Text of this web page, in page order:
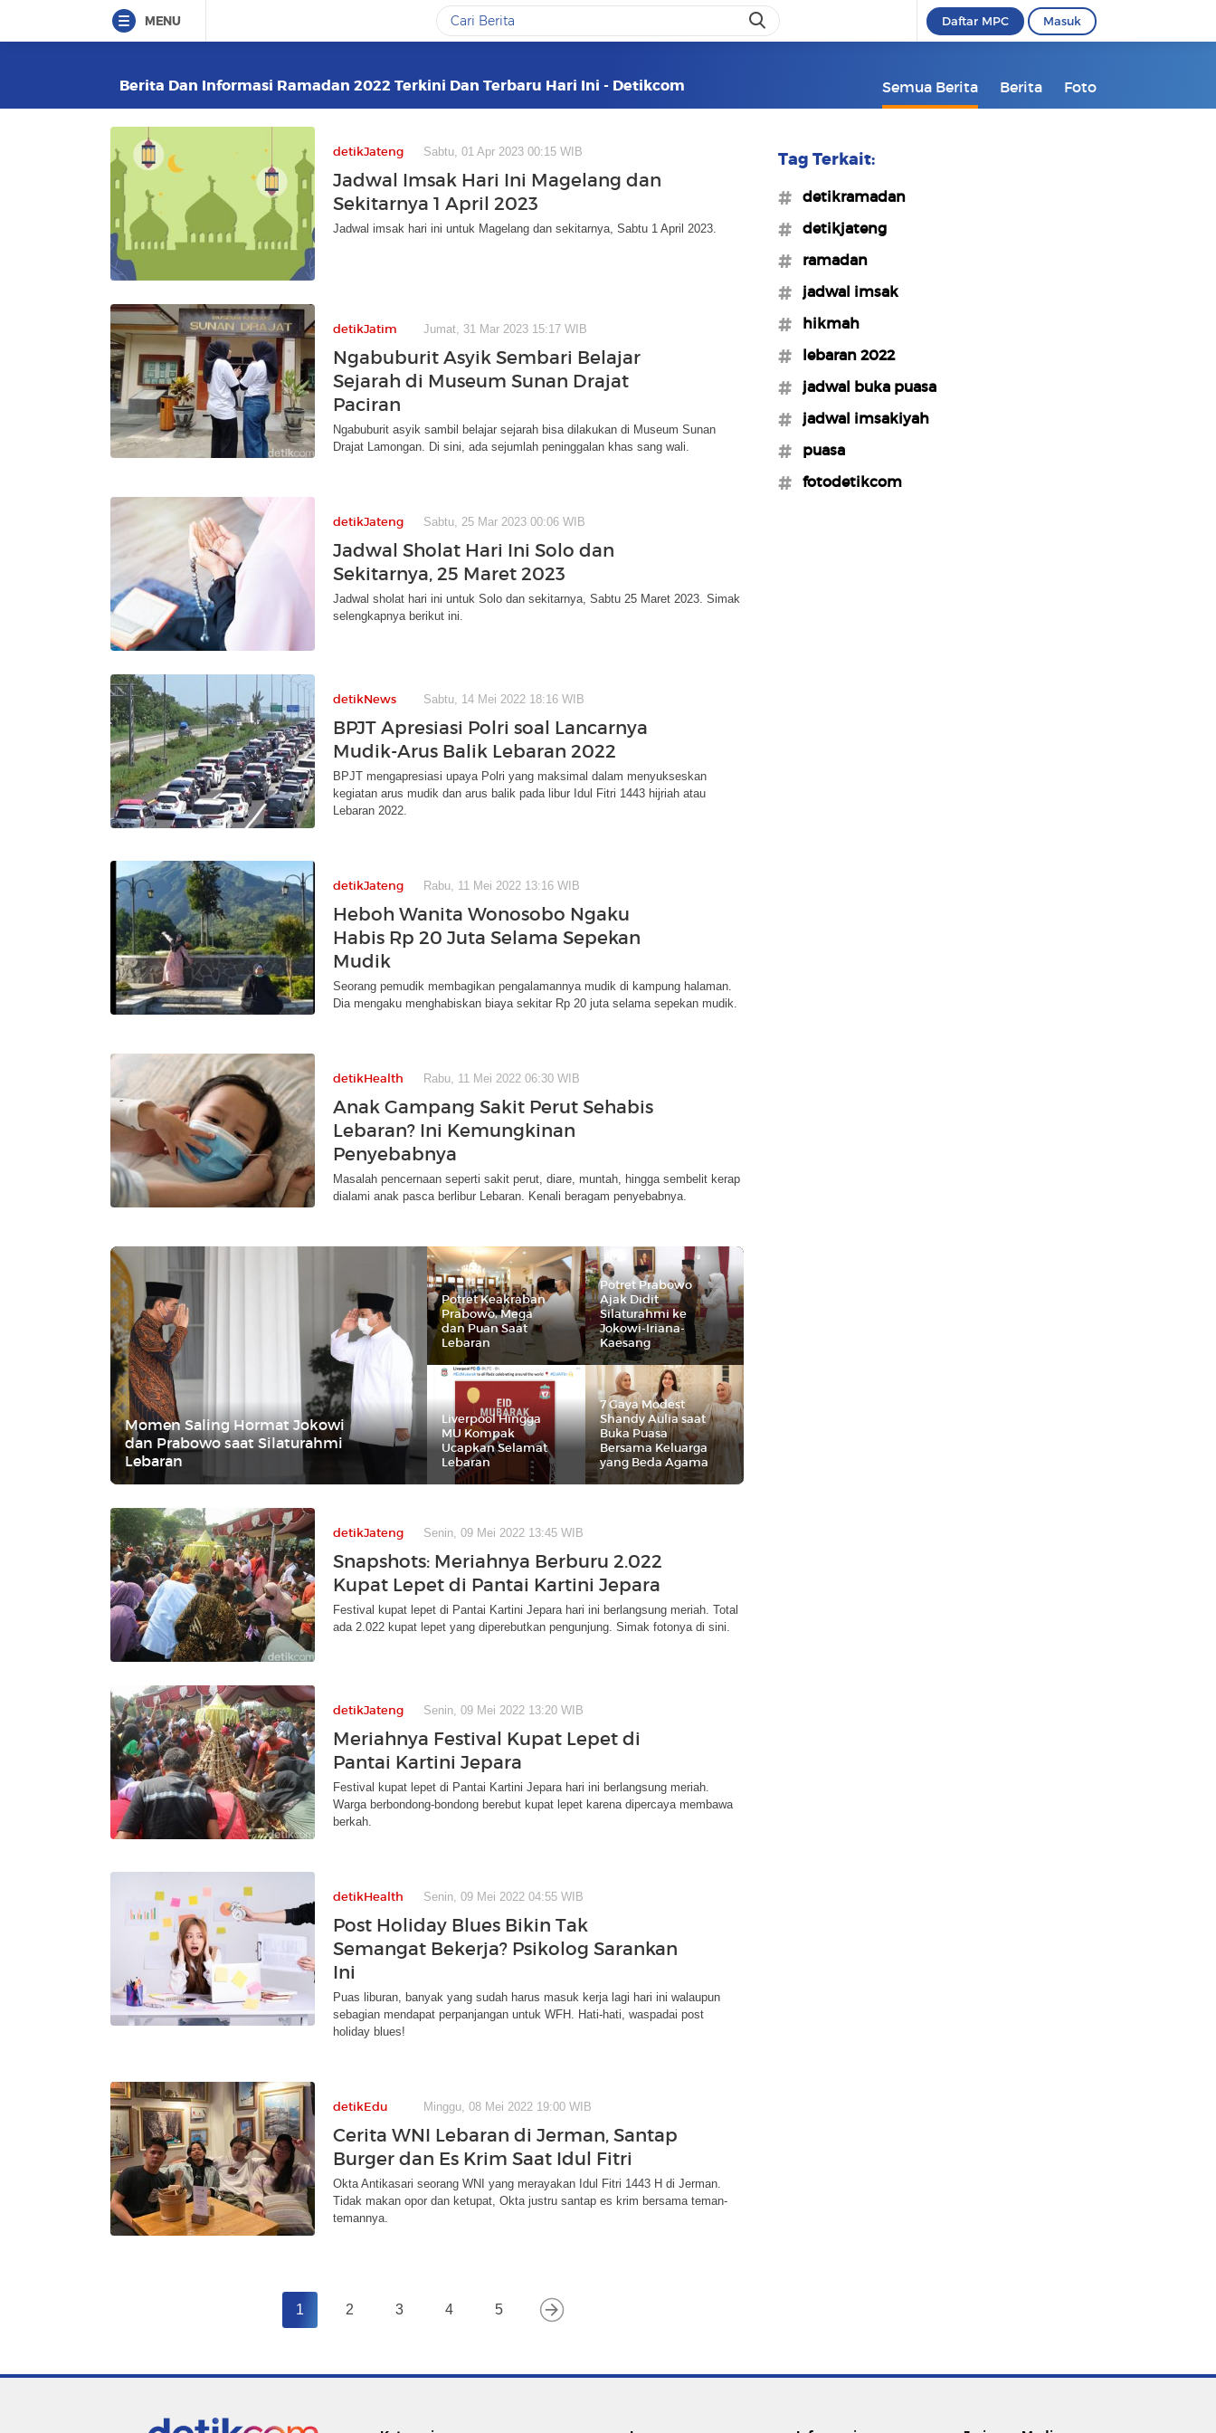
MENU Daftar MPC Masuk
Berita Dan Informasi Ramadan 2022 Terkini Dan Terbaru Hari Ini - Detikcom Semua Berita Berita Foto
detikJateng Sabtu, 01 Apr 2023 00:15 WIB
Jadwal Imsak Hari Ini Magelang dan
Sekitarnya 1 April 2023
Jadwal imsak hari ini untuk Magelang dan sekitarnya, Sabtu 1 April 2023.
detikJatim Jumat, 31 Mar 2023 15:17 WIB
Ngabuburit Asyik Sembari Belajar
Sejarah di Museum Sunan Drajat
Paciran
Ngabuburit asyik sambil belajar sejarah bisa dilakukan di Museum Sunan
Drajat Lamongan. Di sini, ada sejumlah peninggalan khas sang wali.
detikJateng Sabtu, 25 Mar 2023 00:06 WIB
Jadwal Sholat Hari Ini Solo dan
Sekitarnya, 25 Maret 2023
Jadwal sholat hari ini untuk Solo dan sekitarnya, Sabtu 25 Maret 2023. Simak
selengkapnya berikut ini.
detikNews Sabtu, 14 Mei 2022 18:16 WIB
BPJT Apresiasi Polri soal Lancarnya
Mudik-Arus Balik Lebaran 2022
BPJT mengapresiasi upaya Polri yang maksimal dalam menyukseskan
kegiatan arus mudik dan arus balik pada libur Idul Fitri 1443 hijriah atau
Lebaran 2022.
detikJateng Rabu, 11 Mei 2022 13:16 WIB
Heboh Wanita Wonosobo Ngaku
Habis Rp 20 Juta Selama Sepekan
Mudik
Seorang pemudik membagikan pengalamannya mudik di kampung halaman.
Dia mengaku menghabiskan biaya sekitar Rp 20 juta selama sepekan mudik.
detikHealth Rabu, 11 Mei 2022 06:30 WIB
Anak Gampang Sakit Perut Sehabis
Lebaran? Ini Kemungkinan
Penyebabnya
Masalah pencernaan seperti sakit perut, diare, muntah, hingga sembelit kerap
dialami anak pasca berlibur Lebaran. Kenali beragam penyebabnya.
Momen Saling Hormat Jokowi
dan Prabowo saat Silaturahmi
Lebaran
Potret Keakraban
Prabowo, Mega
dan Puan Saat
Lebaran
Potret Prabowo
Ajak Didit
Silaturahmi ke
Jokowi-Iriana-
Kaesang
Liverpool Hingga
MU Kompak
Ucapkan Selamat
Lebaran
7 Gaya Modest
Shandy Aulia saat
Buka Puasa
Bersama Keluarga
yang Beda Agama
detikJateng Senin, 09 Mei 2022 13:45 WIB
Snapshots: Meriahnya Berburu 2.022
Kupat Lepet di Pantai Kartini Jepara
Festival kupat lepet di Pantai Kartini Jepara hari ini berlangsung meriah. Total
ada 2.022 kupat lepet yang diperebutkan pengunjung. Simak fotonya di sini.
detikJateng Senin, 09 Mei 2022 13:20 WIB
Meriahnya Festival Kupat Lepet di
Pantai Kartini Jepara
Festival kupat lepet di Pantai Kartini Jepara hari ini berlangsung meriah.
Warga berbondong-bondong berebut kupat lepet karena dipercaya membawa
berkah.
detikHealth Senin, 09 Mei 2022 04:55 WIB
Post Holiday Blues Bikin Tak
Semangat Bekerja? Psikolog Sarankan
Ini
Puas liburan, banyak yang sudah harus masuk kerja lagi hari ini walaupun
sebagian mendapat perpanjangan untuk WFH. Hati-hati, waspadai post
holiday blues!
detikEdu Minggu, 08 Mei 2022 19:00 WIB
Cerita WNI Lebaran di Jerman, Santap
Burger dan Es Krim Saat Idul Fitri
Okta Antikasari seorang WNI yang merayakan Idul Fitri 1443 H di Jerman.
Tidak makan opor dan ketupat, Okta justru santap es krim bersama teman-
temannya.
1 2 3 4 5
Tag Terkait:
#detikramadan
#detikjateng
#ramadan
#jadwal imsak
#hikmah
#lebaran 2022
#jadwal buka puasa
#jadwal imsakiyah
#puasa
#fotodetikcom